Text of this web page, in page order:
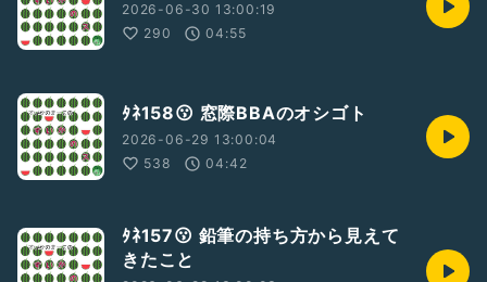
2026-06-30 13:00:19
290
04:55
ﾀﾈ158😗 窓際BBAのオシゴト
2026-06-29 13:00:04
538
04:42
ﾀﾈ157😗 鉛筆の持ち方から見えて
きたこと